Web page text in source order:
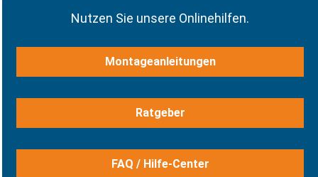
Nutzen Sie unsere Onlinehilfen.
Montageanleitungen
Ratgeber
FAQ / Hilfe-Center